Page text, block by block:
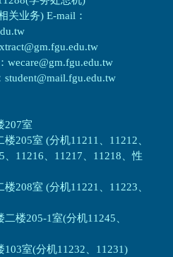
关业务) E-mail：
207室
楼205室 (分机11211、11212、
、11216、11217、11218、性
楼208室 (分机11221、11223、
二楼205-1室(分机11245、
103室(分机11232、11231)